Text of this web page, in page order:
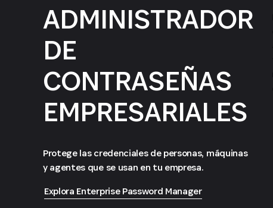
ADMINISTRADOR
DE
CONTRASEÑAS
EMPRESARIALES
Protege las credenciales de personas, máquinas
y agentes que se usan en tu empresa.
Explora Enterprise Password Manager